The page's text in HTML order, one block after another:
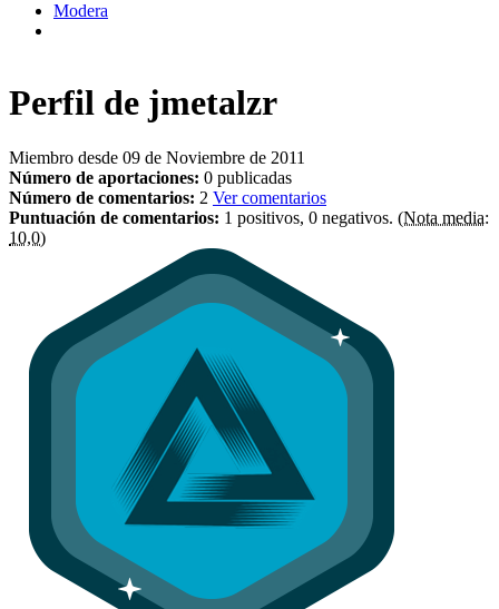
Modera
Perfil de jmetalzr
Miembro desde 09 de Noviembre de 2011
Número de aportaciones: 0 publicadas
Número de comentarios: 2 Ver comentarios
Puntuación de comentarios: 1 positivos, 0 negativos. (Nota media:
10,0)